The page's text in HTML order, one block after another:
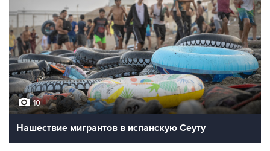
10
Нашествие мигрантов в испанскую Сеуту